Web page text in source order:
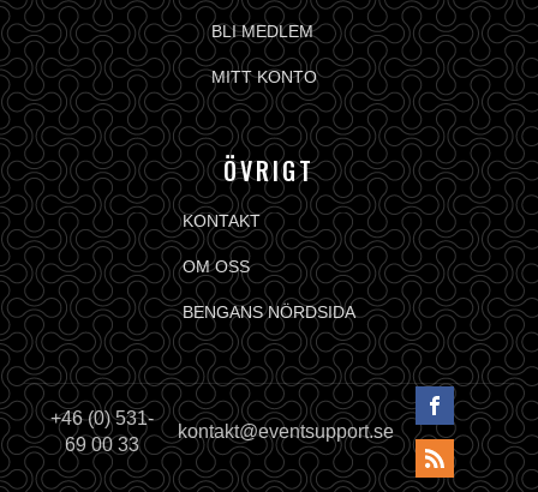
BLI MEDLEM
MITT KONTO
ÖVRIGT
KONTAKT
OM OSS
BENGANS NÖRDSIDA
+46 (0) 531-
69 00 33
kontakt@eventsupport.se